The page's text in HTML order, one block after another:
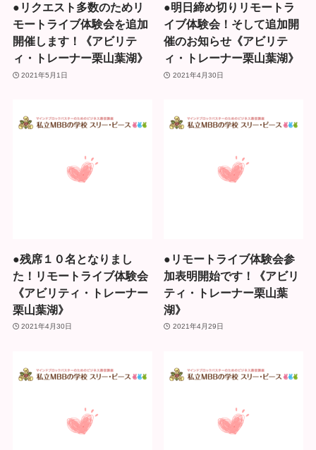
●リクエスト多数のためリ
モートライブ体験会を追加
開催します！《アビリテ
ィ・トレーナー栗山葉湖》
2021年5月1日
●明日締め切りリモートラ
イブ体験会！そして追加開
催のお知らせ《アビリテ
ィ・トレーナー栗山葉湖》
2021年4月30日
●残席１０名となりまし
た！リモートライブ体験会
《アビリティ・トレーナー
栗山葉湖》
2021年4月30日
●リモートライブ体験会参
加表明開始です！《アビリ
ティ・トレーナー栗山葉
湖》
2021年4月29日